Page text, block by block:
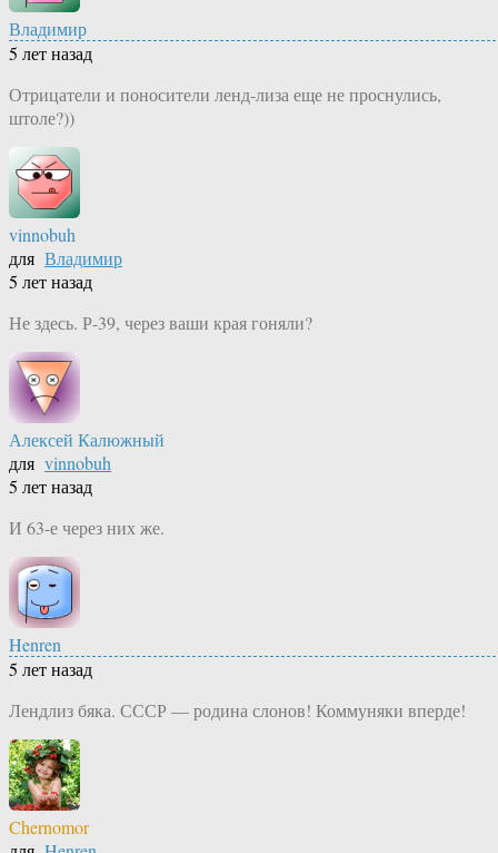
Владимир
5 лет назад
Отрицатели и поносители ленд-лиза еще не проснулись,
штоле?))
vinnobuh
для Владимир
5 лет назад
Не здесь. Р-39, через ваши края гоняли?
Алексей Калюжный
для vinnobuh
5 лет назад
И 63-е через них же.
Henren
5 лет назад
Лендлиз бяка. СССР — родина слонов! Коммуняки вперде!
Chernomor